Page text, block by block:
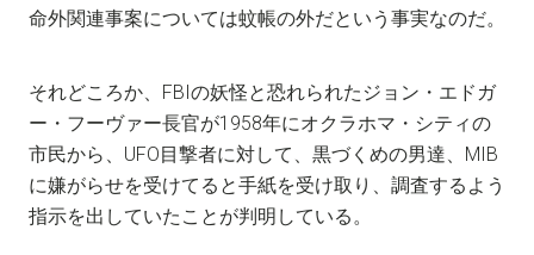
命外関連事案については蚊帳の外だという事実なのだ。
それどころか、FBIの妖怪と恐れられたジョン・エドガ
ー・フーヴァー長官が1958年にオクラホマ・シティの
市民から、UFO目撃者に対して、黒づくめの男達、MIB
に嫌がらせを受けてると手紙を受け取り、調査するよう
指示を出していたことが判明している。